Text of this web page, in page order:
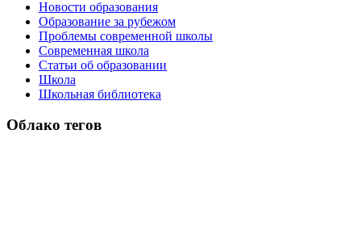
Новости образования
Образование за рубежом
Проблемы современной школы
Современная школа
Статьи об образовании
Школа
Школьная библиотека
Облако тегов